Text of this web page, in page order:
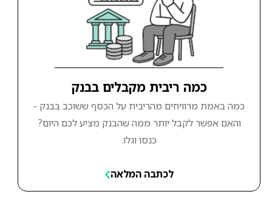
כמה ריבית מקבלים בבנק
כמה באמת מרוויחים מהריבית על הכסף ששוכב בבנק -
והאם אפשר לקבל יותר ממה שהבנק מציע לכם היום?
כנסו וגלו.
לכתבה המלאה